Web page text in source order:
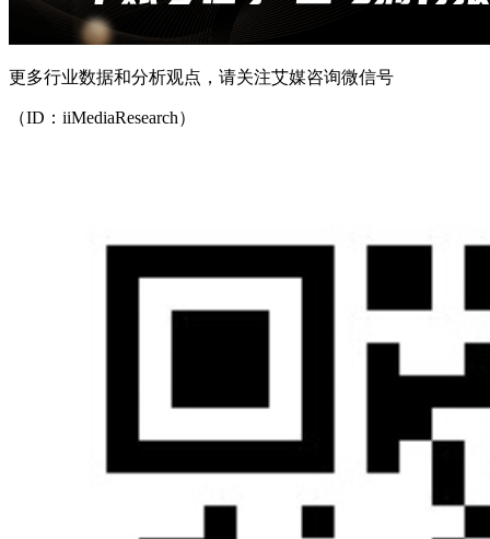
更多行业数据和分析观点，请关注艾媒咨询微信号
（ID：iiMediaResearch）